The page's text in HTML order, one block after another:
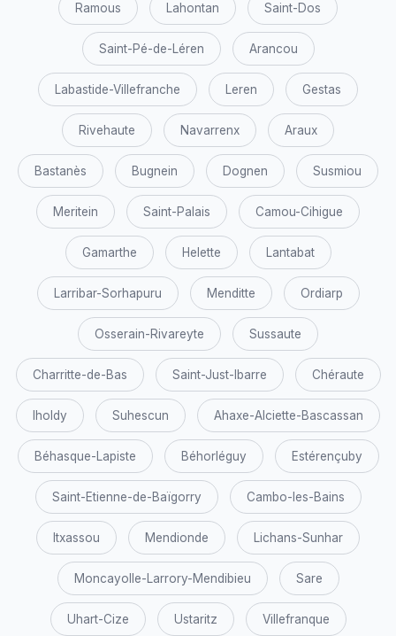
Ramous Lahontan Saint-Dos
Saint-Pé-de-Léren Arancou
Labastide-Villefranche Leren Gestas
Rivehaute Navarrenx Araux
Bastanès Bugnein Dognen Susmiou
Meritein Saint-Palais Camou-Cihigue
Gamarthe Helette Lantabat
Larribar-Sorhapuru Menditte Ordiarp
Osserain-Rivareyte Sussaute
Charritte-de-Bas Saint-Just-Ibarre Chéraute
Iholdy Suhescun Ahaxe-Alciette-Bascassan
Béhasque-Lapiste Béhorléguy Estérençuby
Saint-Etienne-de-Baïgorry Cambo-les-Bains
Itxassou Mendionde Lichans-Sunhar
Moncayolle-Larrory-Mendibieu Sare
Uhart-Cize Ustaritz Villefranque